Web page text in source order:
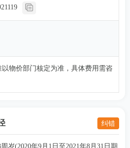
以物价部门核定为准，具体费用需咨
纠错
岁(2020年9月1日至2021年8月31日期